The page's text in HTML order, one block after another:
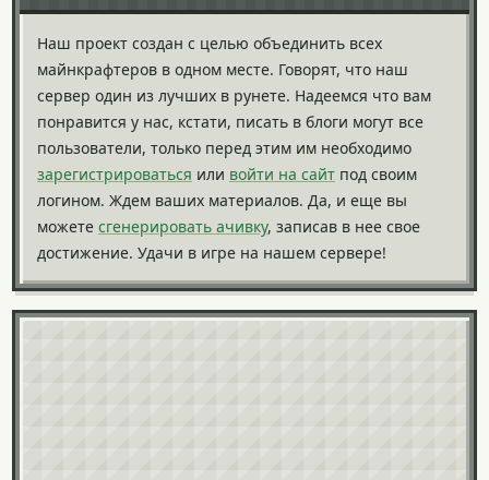
Наш проект создан с целью объединить всех
майнкрафтеров в одном месте. Говорят, что наш
сервер один из лучших в рунете. Надеемся что вам
понравится у нас, кстати, писать в блоги могут все
пользователи, только перед этим им необходимо
зарегистрироваться или войти на сайт под своим
логином. Ждем ваших материалов. Да, и еще вы
можете сгенерировать ачивку, записав в нее свое
достижение. Удачи в игре на нашем сервере!